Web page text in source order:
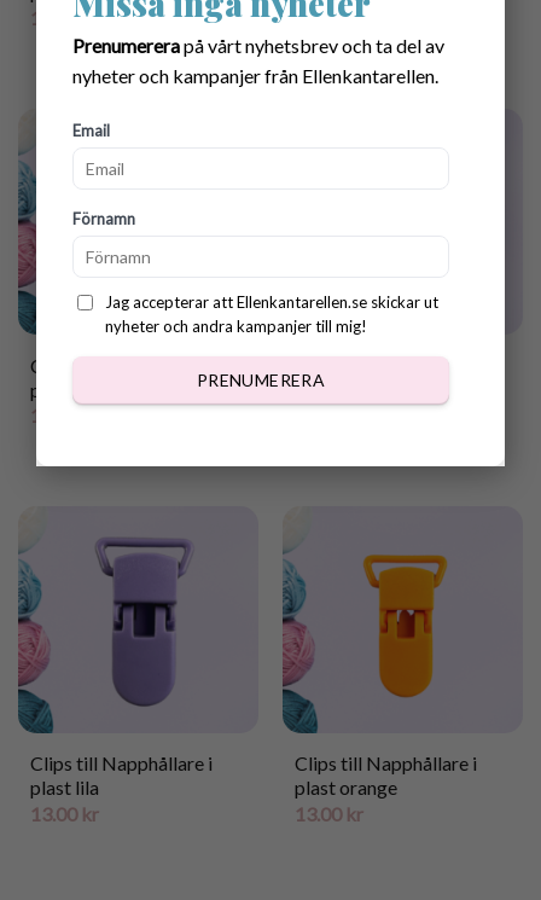
Prenumererapå vårt nyhetsbrev och ta del av
nyheter och kampanjer från Ellenkantarellen.
Email
Förnamn
Jag accepterar att Ellenkantarellen.se skickar ut
nyheter och andra kampanjer till mig!
PRENUMERERA
13.00kr
13.00kr
Clips till Napphållare i
plast gul
13.00
Clips till Napphållare i
plast transparent
Clips till Napphållare i
plast lila
13.00 kr
Clips till Napphållare i
plast orange
13.00 kr